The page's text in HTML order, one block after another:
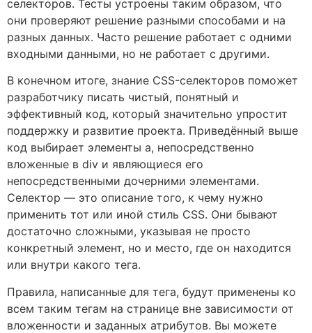
селекторов. Тесты устроены таким образом, что
они проверяют решение разными способами и на
разных данных. Часто решение работает с одними
входными данными, но не работает с другими.
В конечном итоге, знание CSS-селекторов поможет
разработчику писать чистый, понятный и
эффективный код, который значительно упростит
поддержку и развитие проекта. Приведённый выше
код выбирает элементы a, непосредственно
вложенные в div и являющиеся его
непосредственными дочерними элементами.
Селектор — это описание того, к чему нужно
применить тот или иной стиль CSS. Они бывают
достаточно сложными, указывая не просто
конкретный элемент, но и место, где он находится
или внутри какого тега.
Правила, написанные для тега, будут применены ко
всем таким тегам на странице вне зависимости от
вложенности и заданных атрибутов. Вы можете